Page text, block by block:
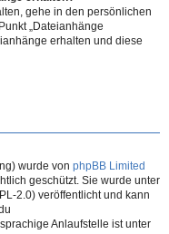
gehe in den persönlichen
„Dateianhänge
erhalten und diese
wurde von phpBB Limited
geschützt. Sie wurde unter
2.0) veröffentlicht und kann
Anlaufstelle ist unter